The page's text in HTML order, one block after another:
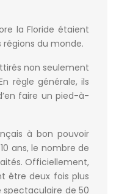
la Floride étaient
du monde.
non seulement
règle générale, ils
faire un pied-à-
à bon pouvoir
ans, le nombre de
Officiellement,
être deux fois plus
spectaculaire de 50